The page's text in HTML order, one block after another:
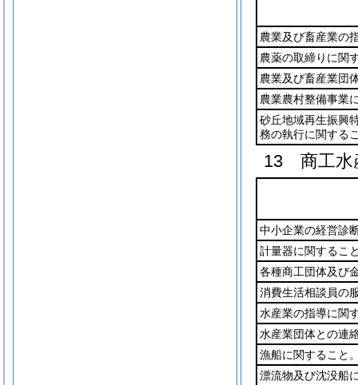
農業及び畜産業の
農薬の取締りに関
農業及び畜産業団
農業農村整備事業
砂丘地域再生振興
務の執行に関する
13 商工水
中小企業の経営診
計量器に関するこ
各種商工団体及び
消費生活相談員の
水産業の指導に関
水産業団体との連
漁船に関すること
漂流物及び沈没船